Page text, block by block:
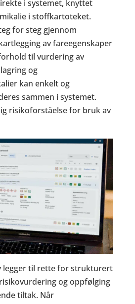
i systemet, knyttet
i stoffkartoteket.
for steg gjennom
av fareegenskaper
til vurdering av
og
kan enkelt og
sammen i systemet.
risikoforståelse for bruk av
legger til rette for strukturert
og oppfølging
tiltak. Når